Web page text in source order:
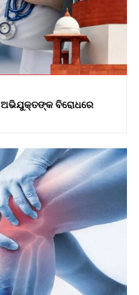
ଅଭିଯୁକ୍ତଙ୍କ ବିରୋଧରେ